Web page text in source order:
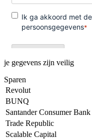
je gegevens zijn veilig
Sparen
Revolut
BUNQ
Santander Consumer Bank
Trade Republic
Scalable Capital